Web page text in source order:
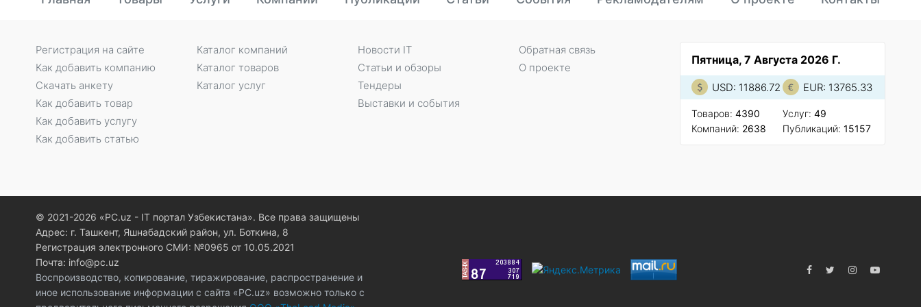
Пятница, 7 Августа 2026 Г.
USD: 11886.72 EUR: 13765.33
Товаров: 4390
Компаний: 2638
Услуг: 49
Публикаций: 15157
Регистрация на сайте
Как добавить компанию
Скачать анкету
Как добавить товар
Как добавить услугу
Как добавить статью
Каталог компаний
Каталог товаров
Каталог услуг
Новости IT
Статьи и обзоры
Тендеры
Выставки и события
Обратная связь
О проекте
© 2021-2026 «PC.uz - IT портал Узбекистана». Все права защищены
Адрес: г. Ташкент, Яшнабадский район, ул. Боткина, 8
Регистрация электронного СМИ: №0965 от 10.05.2021
Почта: info@pc.uz
Воспроизводство, копирование, тиражирование, распространение и
иное использование информации с сайта «PC.uz» возможно только с